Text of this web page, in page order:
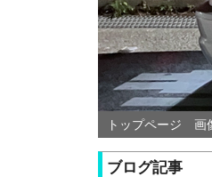
トップページ 画
ブログ記事